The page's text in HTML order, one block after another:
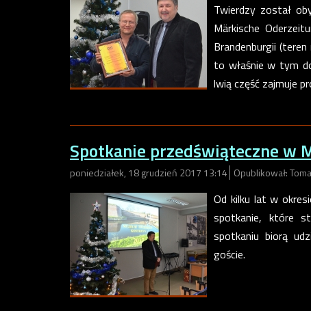
Twierdzy został
Märkische
Brandenburgii
to właśnie w tym
lwią część zajmuje
Spotkanie przedświąteczne w
poniedziałek, 18 grudzień 2017 13:14 Opublikował:
Od kilku lat w
spotkanie, które
spotkaniu biorą
goście.